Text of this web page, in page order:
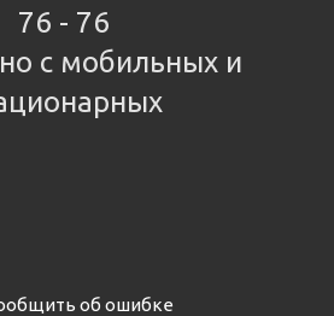
76 - 76
с мобильных и
об ошибке